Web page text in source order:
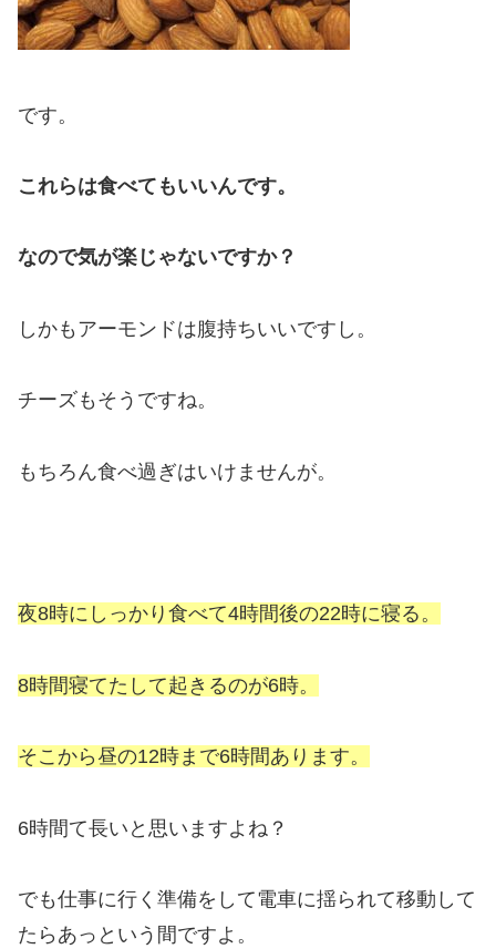
です。
これらは食べてもいいんです。
なので気が楽じゃないですか？
しかもアーモンドは腹持ちいいですし。
チーズもそうですね。
もちろん食べ過ぎはいけませんが。
夜8時にしっかり食べて4時間後の22時に寝る。
8時間寝てたして起きるのが6時。
そこから昼の12時まで6時間あります。
6時間て長いと思いますよね？
でも仕事に行く準備をして電車に揺られて移動して
たらあっという間ですよ。